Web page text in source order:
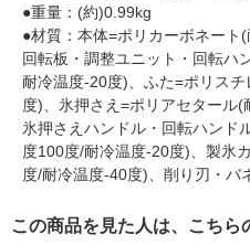
●重量：(約)0.99kg
●材質：本体=ポリカーボネート
回転板・調整ユニット・回転ハ
耐冷温度-20度)、ふた=ポリス
度)、氷押さえ=ポリアセタール(
氷押さえハンドル・回転ハンド
度100度/耐冷温度-20度)、製氷
度/耐冷温度-40度)、削り刃・バ
この商品を見た人は、こちら